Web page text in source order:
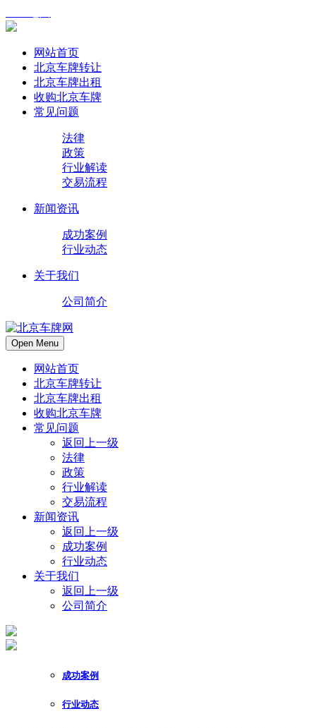
网站首页
北京车牌转让
北京车牌出租
收购北京车牌
常见问题
法律
政策
行业解读
交易流程
新闻资讯
成功案例
行业动态
关于我们
公司简介
Open Menu
网站首页
北京车牌转让
北京车牌出租
收购北京车牌
常见问题
返回上一级
法律
政策
行业解读
交易流程
新闻资讯
返回上一级
成功案例
行业动态
关于我们
返回上一级
公司简介
成功案例
行业动态